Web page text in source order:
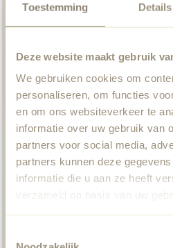
Toestemming Details
Deze website maakt gebruik
We gebruiken cookies om
personaliseren, om functies
en om ons websiteverkeer te
informatie over uw gebruik van
partners voor social media,
partners kunnen deze
informatie die u aan ze heeft
verzameld op basis van uw